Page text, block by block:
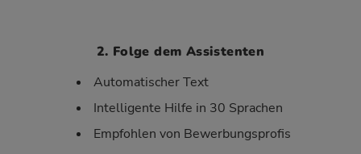
2. Folge dem Assistenten
Automatischer Text
Intelligente Hilfe in 30 Sprachen
Empfohlen von Bewerbungsprofis